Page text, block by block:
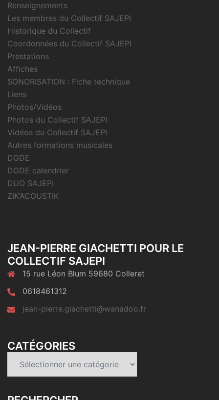
Renseignements
Les membres du Collectif SAJEPI
Historique du Collectif
Coordonnées du Collectif SAJEPI
Prestations
Affiches
SONORISATION : Fiche technique
Liens
Photos/Vidéos
Photos du Collectif SAJEPI
Vidéos du Collectif SAJEPI
Autres formations musicales
DGDE
DGDE calendrier
DUO SAJEPI
ZIK’ACOUSTIK
JEAN-PIERRE GIACHETTI POUR LE
COLLECTIF SAJEPI
15 rue Léon Blum 59680 Colleret
0618461312
jean-pierre.giachetti@wanadoo.fr
CATÉGORIES